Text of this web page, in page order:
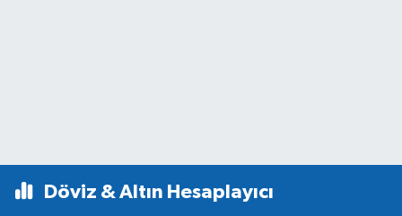
Döviz & Altın Hesaplayıcı